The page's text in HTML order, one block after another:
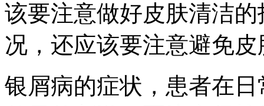
该要注意做好皮肤清洁
况，还应该要注意避免
银屑病的症状，患者在